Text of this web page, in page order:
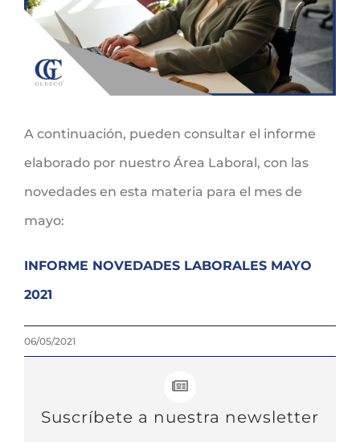
grande
A continuación, pueden consultar el informe
elaborado por nuestro Área Laboral, con las
novedades en esta materia para el mes de
mayo:
INFORME NOVEDADES LABORALES MAYO
2021
06/05/2021
Suscríbete a nuestra newsletter